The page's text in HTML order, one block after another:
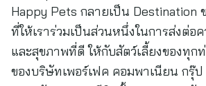
Happy Pets กลายเป็น Destination
ที่ให้เราร่วมเป็นส่วนหนึ่งในการส่งต่อ
และสุขภาพที่ดี ให้กับสัตว์เลี้ยงของทุ
ของบริษัทเพอร์เฟค คอมพาเนียน กรุ๊ป